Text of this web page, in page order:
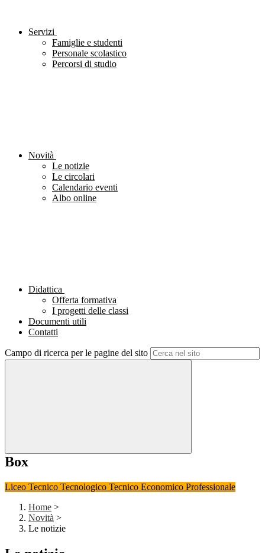
Servizi
Famiglie e studenti
Personale scolastico
Percorsi di studio
Novità
Le notizie
Le circolari
Calendario eventi
Albo online
Didattica
Offerta formativa
I progetti delle classi
Documenti utili
Contatti
Campo di ricerca per le pagine del sito
Box
Liceo Tecnico Tecnologico Tecnico Economico Professionale
Home >
Novità >
Le notizie